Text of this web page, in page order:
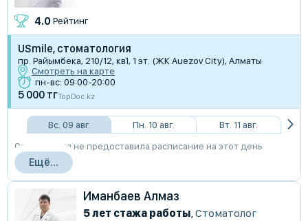
4.0 Рейтинг
USmile, стоматология
пр. Райымбека, 210/12, кв1, 1 эт. (ЖК Auezov City), Алматы
Смотреть на карте
пн-вс: 09:00-20:00
5 000 тгTopDoc.kz
Вс. 09 авг. Пн. 10 авг.
Вт. 11 авг.
Организация не предоставила расписание на этот день
Ещё...
Иманбаев Алмаз
5 лет стажа работы,Стоматолог